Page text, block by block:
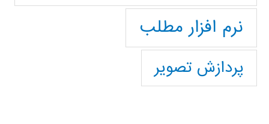
نرم افزار مطلب
پردازش تصویر